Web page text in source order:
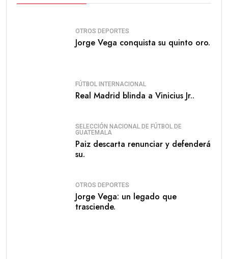
OTROS DEPORTES
Jorge Vega conquista su quinto oro.
FÚTBOL INTERNACIONAL
Real Madrid blinda a Vinicius Jr..
SELECCIÓN NACIONAL DE FÚTBOL DE
GUATEMALA
Paiz descarta renunciar y defenderá
su.
OTROS DEPORTES
Jorge Vega: un legado que
trasciende.